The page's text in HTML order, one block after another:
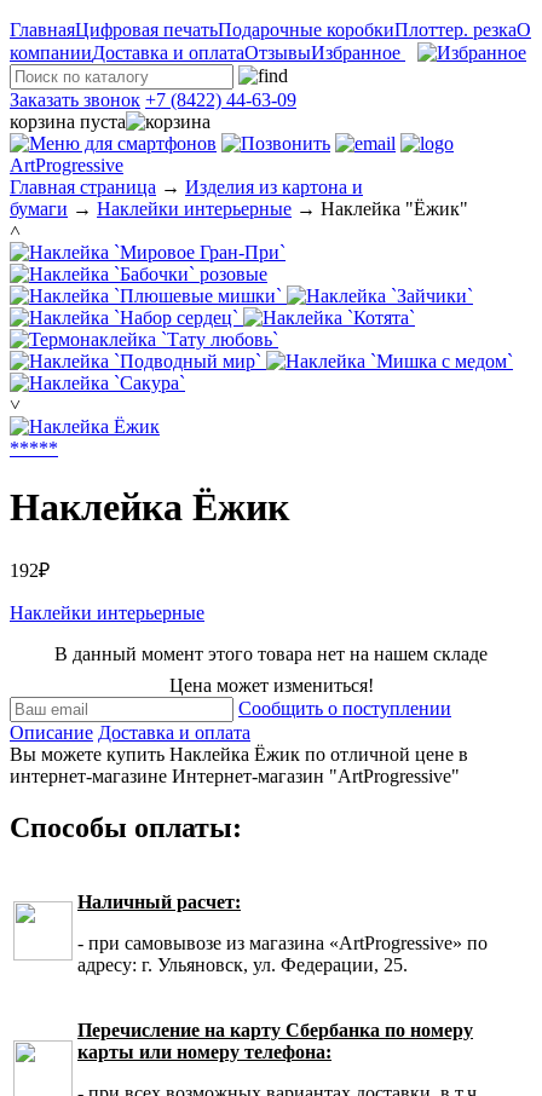
ГлавнаяЦифровая печатьПодарочные коробкиПлоттер. резкаО
компанииДоставка и оплатаОтзывыИзбранное
Заказать звонок +7 (8422) 44-63-09
корзина пуста
ArtProgressive
Главная страница → Изделия из картона и
бумаги → Наклейки интерьерные → Наклейка "Ёжик"
˄
˅
*****
Наклейка Ёжик
192₽
Наклейки интерьерные
В данный момент этого товара нет на нашем складе
Цена может измениться!
Сообщить о поступлении
Описание Доставка и оплата
Вы можете купить Наклейка Ёжик по отличной цене в
интернет-магазине Интернет-магазин "ArtProgressive"
Способы оплаты:
Наличный расчет:
- при самовывозе из магазина «ArtProgressive» по
адресу: г. Ульяновск, ул. Федерации, 25.
Перечисление на карту Сбербанка по номеру
карты или номеру телефона: